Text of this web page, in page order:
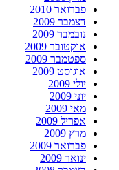
פברואר 2010
דצמבר 2009
נובמבר 2009
אוקטובר 2009
ספטמבר 2009
אוגוסט 2009
יולי 2009
יוני 2009
מאי 2009
אפריל 2009
מרץ 2009
פברואר 2009
ינואר 2009